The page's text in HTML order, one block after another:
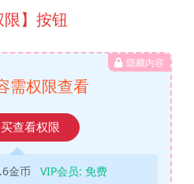
】按钮
隐藏内容
需权限查看
查看权限
金币 VIP会员: 免费